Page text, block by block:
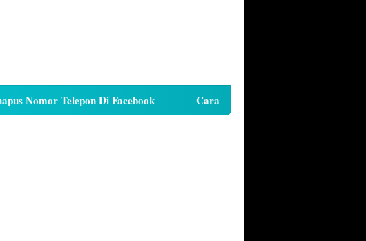
Nomor Telepon Di Facebook Cara Hutang Kuota di Telkomsel